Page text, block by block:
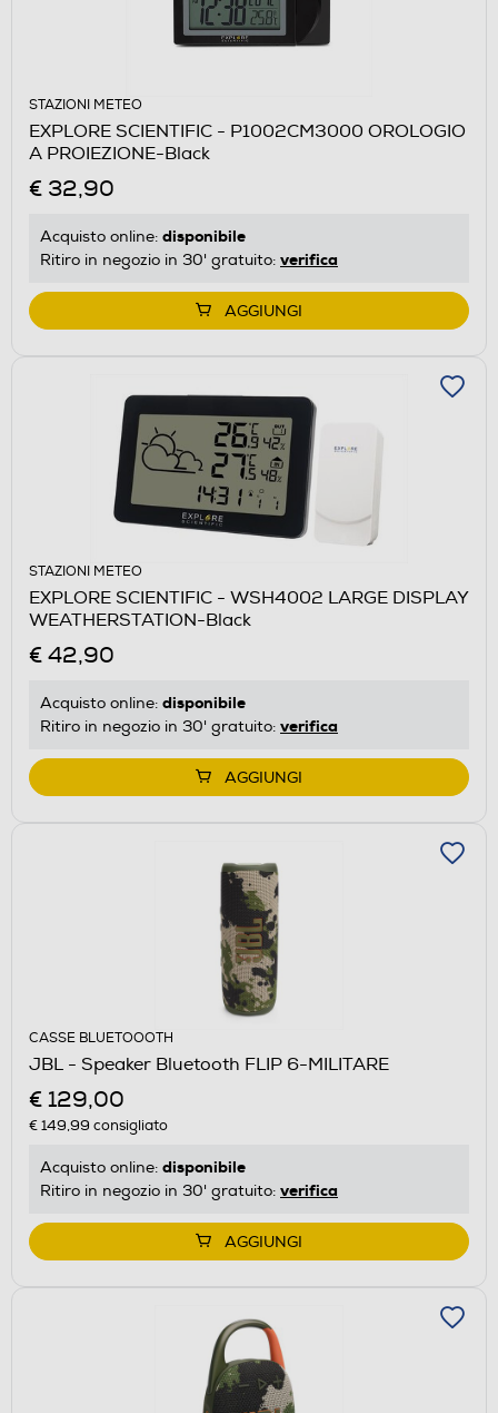
STAZIONI METEO
EXPLORE SCIENTIFIC - P1002CM3000 OROLOGIO
A PROIEZIONE-Black
€ 32,90
Acquisto online: disponibile
Ritiro in negozio in 30' gratuito: verifica
AGGIUNGI
STAZIONI METEO
EXPLORE SCIENTIFIC - WSH4002 LARGE DISPLAY
WEATHERSTATION-Black
€ 42,90
Acquisto online: disponibile
Ritiro in negozio in 30' gratuito: verifica
AGGIUNGI
CASSE BLUETOOOTH
JBL - Speaker Bluetooth FLIP 6-MILITARE
€ 129,00
€ 149,99 consigliato
Acquisto online: disponibile
Ritiro in negozio in 30' gratuito: verifica
AGGIUNGI